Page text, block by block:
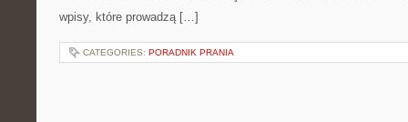
wpisy, które prowadzą […]
CATEGORIES: PORADNIK PRANIA